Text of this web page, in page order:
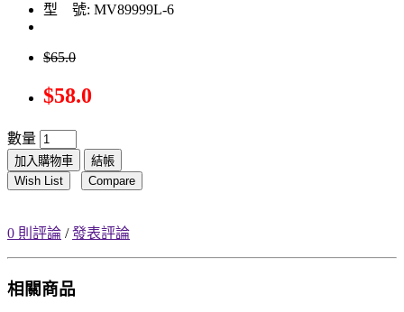
型 號: MV89999L-6
$65.0
$58.0
數量
加入購物車
結帳
Wish List
Compare
0 則評論 /發表評論
相關商品